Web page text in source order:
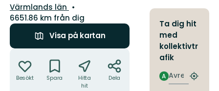
Län:
Värmlands län
6651.86 km från dig
Visa på kartan
Besökt Spara
Hitta
hit
Dela
Ta dig hit
med
kollektivtr
afik
Avresa
A
Hitta